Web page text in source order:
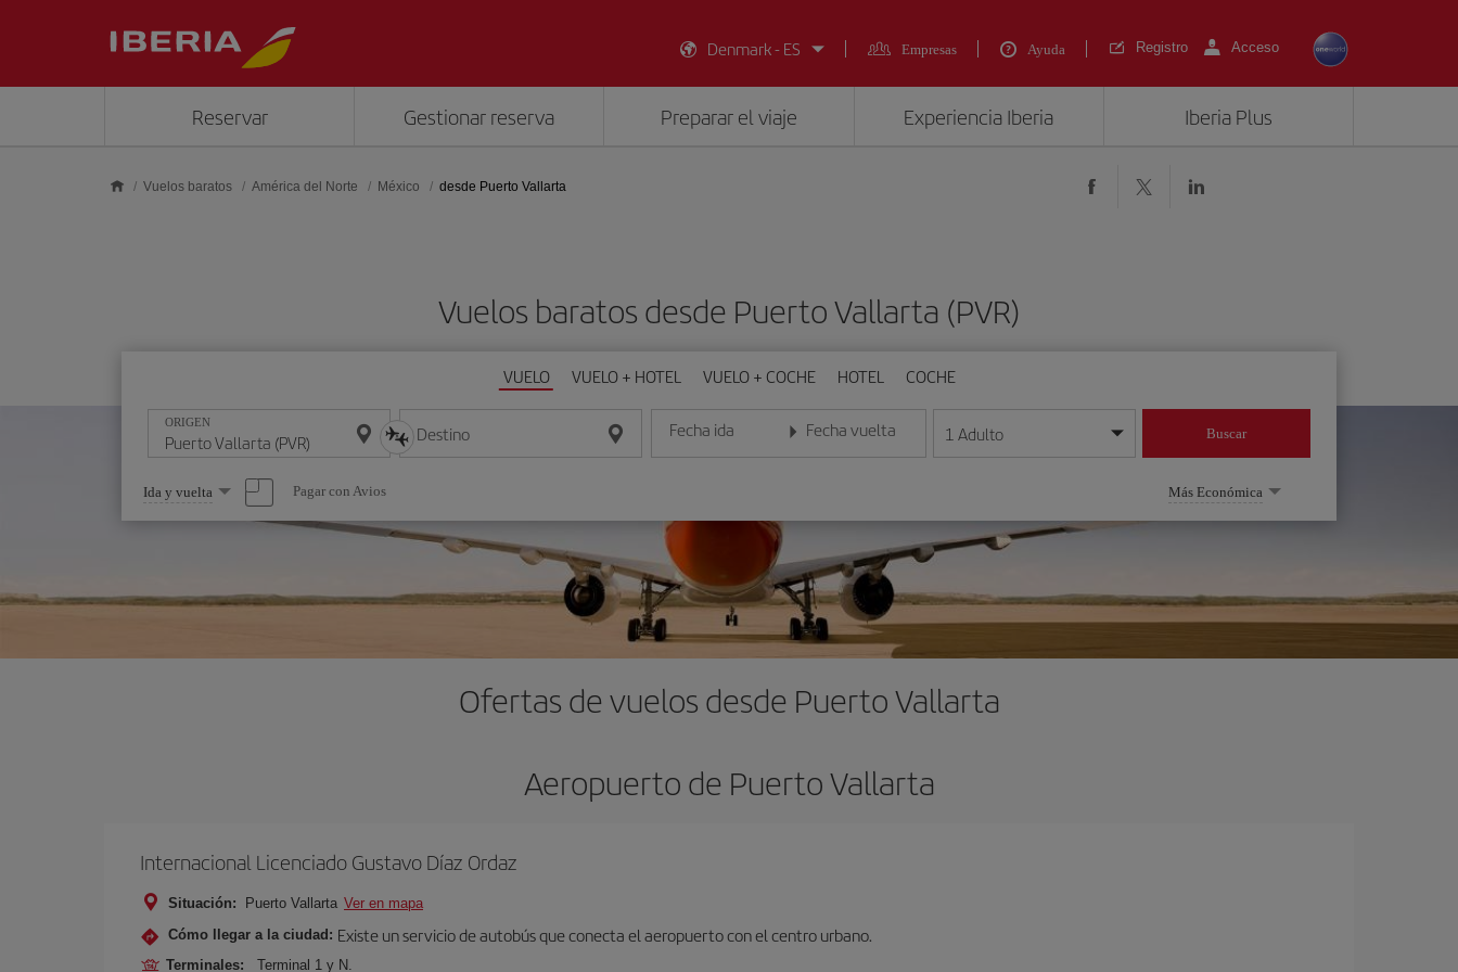
Denmark - ES
Empresas Ayuda Registro Acceso
Reservar Gestionar reserva Preparar el viaje Experiencia Iberia Iberia Plus
Vuelos baratos América del Norte México desde Puerto Vallarta
Vuelos baratos desde Puerto Vallarta (PVR)
VUELO VUELO + HOTEL VUELO + COCHE HOTEL COCHE
ORIGEN Destino Fecha ida
Introduce la fecha en formato día/mes/año
Fecha vuelta
Introduce la fecha en formato día/mes/año
1 Adulto Buscar
Seleccione
una
opción
Ida y vuelta Pagar con Avios Más Económica
Ofertas de vuelos desde Puerto Vallarta
Aeropuerto de Puerto Vallarta
Internacional Licenciado Gustavo Díaz Ordaz
Situación: Puerto Vallarta Ver en mapa
Cómo llegar a la ciudad: Existe un servicio de autobús que conecta el aeropuerto con el centro urbano.
Terminales: Terminal 1 y N.